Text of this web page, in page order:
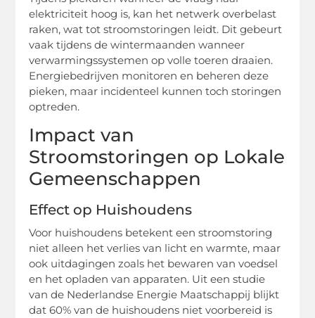
elektriciteit hoog is, kan het netwerk overbelast
raken, wat tot stroomstoringen leidt. Dit gebeurt
vaak tijdens de wintermaanden wanneer
verwarmingssystemen op volle toeren draaien.
Energiebedrijven monitoren en beheren deze
pieken, maar incidenteel kunnen toch storingen
optreden.
Impact van
Stroomstoringen op Lokale
Gemeenschappen
Effect op Huishoudens
Voor huishoudens betekent een stroomstoring
niet alleen het verlies van licht en warmte, maar
ook uitdagingen zoals het bewaren van voedsel
en het opladen van apparaten. Uit een studie
van de Nederlandse Energie Maatschappij blijkt
dat 60% van de huishoudens niet voorbereid is